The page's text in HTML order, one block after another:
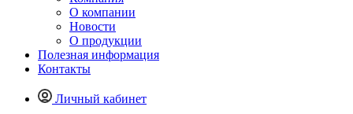
О компании
Новости
О продукции
Полезная информация
Контакты
Личный кабинет